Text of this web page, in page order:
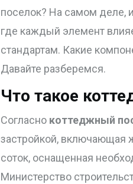
поселок? На самом деле,
где каждый элемент
стандартам. Какие
Давайте разберемся.
Что такое
Согласно коттеджный
застройкой, включающая
соток, оснащенная
Министерство